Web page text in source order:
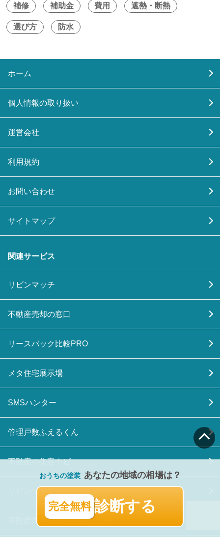
補修 補助金 費用 遮熱・断熱
選び方 防水
ホーム
個人情報の取り扱い
運営会社
利用規約
お問い合わせ
サイトマップ
関連サービス
リビンマッチ
不動産売却の窓口
リースバック比較PRO
メタ住宅展示場
SMSハンター
管理戸数ふえるくん
不動産の集客ナビ
リビンマガジンBiz
不動産業界M&A相談センター
おうちの塗装 あなたの地域の相場は？
完全無料 診断する